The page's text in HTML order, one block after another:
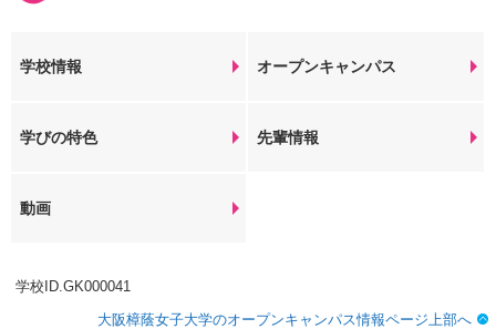
学校情報 オープンキャンパス
学びの特色 先輩情報
動画
学校ID.GK000041
大阪樟蔭女子大学のオープンキャンパス情報ページ上部へ